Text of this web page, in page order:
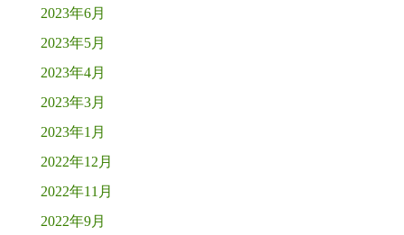
2023年6月
2023年5月
2023年4月
2023年3月
2023年1月
2022年12月
2022年11月
2022年9月